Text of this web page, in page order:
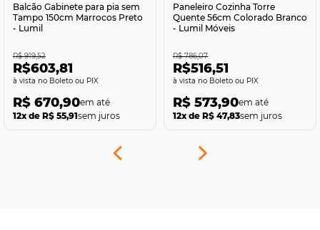
Balcão Gabinete para pia sem
Tampo 150cm Marrocos Preto
- Lumil
R$603,81
no Boleto ou PIX
R$ 919,52
R$ 670,90
12x de R$ 55,91sem juros
Paneleiro Cozinha Torre
Quente 56cm Colorado Branco
- Lumil Móveis
R$516,51
no Boleto ou PIX
R$ 786,07
R$ 573,90
12x de R$ 47,83sem juros